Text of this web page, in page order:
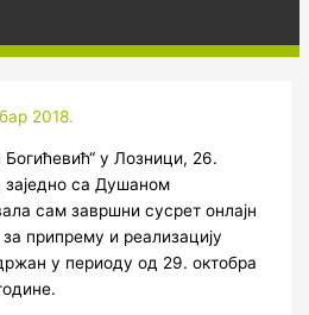
2018.
Богићевић“ у Лозници, 26.
заједно са Душаном
сам завршни сусрет онлајн
припрему и реализацију
у периоду од 29. октобра